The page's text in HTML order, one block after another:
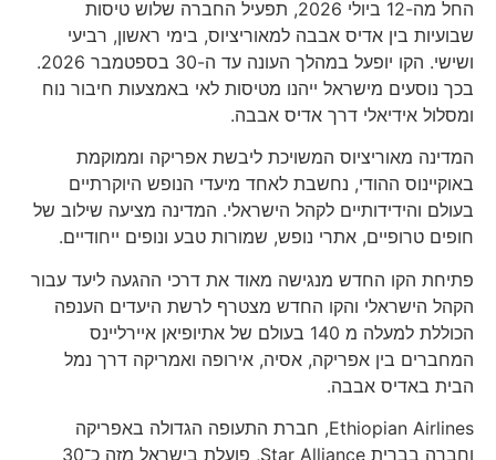
החל מה-12 ביולי 2026, תפעיל החברה שלוש טיסות
שבועיות בין אדיס אבבה למאוריציוס, בימי ראשון, רביעי
ושישי. הקו יופעל במהלך העונה עד ה-30 בספטמבר 2026.
בכך נוסעים מישראל ייהנו מטיסות לאי באמצעות חיבור נוח
ומסלול אידיאלי דרך אדיס אבבה.
המדינה מאוריציוס המשויכת ליבשת אפריקה וממוקמת
באוקיינוס ההודי, נחשבת לאחד מיעדי הנופש היוקרתיים
בעולם והידידותיים לקהל הישראלי. המדינה מציעה שילוב של
חופים טרופיים, אתרי נופש, שמורות טבע ונופים ייחודיים.
פתיחת הקו החדש מנגישה מאוד את דרכי ההגעה ליעד עבור
הקהל הישראלי והקו החדש מצטרף לרשת היעדים הענפה
הכוללת למעלה מ 140 בעולם של אתיופיאן איירליינס
המחברים בין אפריקה, אסיה, אירופה ואמריקה דרך נמל
הבית באדיס אבבה.
Ethiopian Airlines, חברת התעופה הגדולה באפריקה
וחברה בברית Star Alliance, פועלת בישראל מזה כ־30